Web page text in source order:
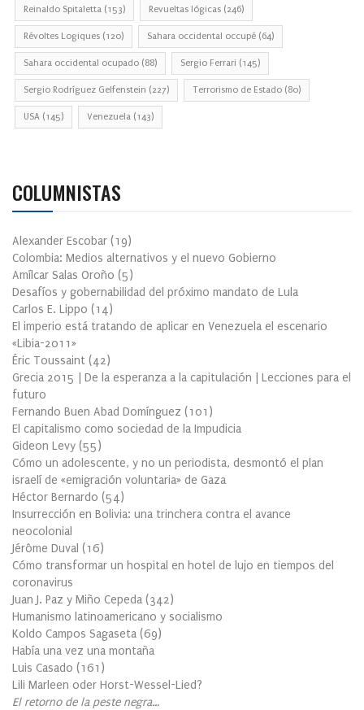
Reinaldo Spitaletta (153) Revueltas lógicas (246)
Révoltes Logiques (120) Sahara occidental occupé (64)
Sahara occidental ocupado (88) Sergio Ferrari (145)
Sergio Rodríguez Gelfenstein (227) Terrorismo de Estado (80)
USA (145) Venezuela (143)
COLUMNISTAS
Alexander Escobar (19)
Colombia: Medios alternativos y el nuevo Gobierno
Amílcar Salas Oroño (5)
Desafíos y gobernabilidad del próximo mandato de Lula
Carlos E. Lippo (14)
El imperio está tratando de aplicar en Venezuela el escenario
«Libia-2011»
Éric Toussaint (42)
Grecia 2015 | De la esperanza a la capitulación | Lecciones para el
futuro
Fernando Buen Abad Domínguez (101 )
El capitalismo como sociedad de la Impudicia
Gideon Levy (55)
Cómo un adolescente, y no un periodista, desmontó el plan
israelí de «emigración voluntaria» de Gaza
Héctor Bernardo (54)
Insurrección en Bolivia: una trinchera contra el avance
neocolonial
Jérôme Duval (16)
Cómo transformar un hospital en hotel de lujo en tiempos del
coronavirus
Juan J. Paz y Miño Cepeda (342)
Humanismo latinoamericano y socialismo
Koldo Campos Sagaseta (69)
Había una vez una montaña
Luis Casado (161 )
Lili Marleen oder Horst-Wessel-Lied?
El retorno de la peste negra…